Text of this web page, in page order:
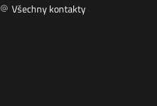
Všechny kontakty